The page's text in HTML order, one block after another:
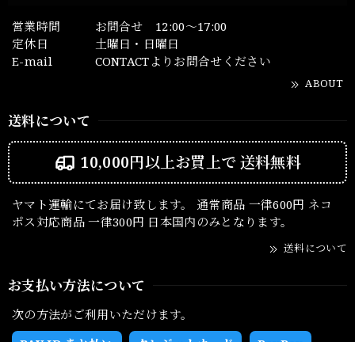
営業時間
お問合せ 12:00～17:00
定休日
土曜日・日曜日
E-mail
CONTACTよりお問合せください
ABOUT
送料について
10,000円以上お買上で送料無料
ヤマト運輸にてお届け致します。 通常商品 一律600円 ネコ
ポス対応商品 一律300円 日本国内のみとなります。
送料について
お支払い方法について
次の方法がご利用いただけます。